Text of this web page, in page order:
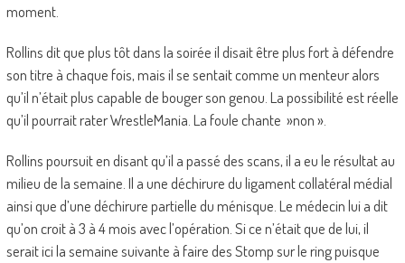
moment.
Rollins dit que plus tôt dans la soirée il disait être plus fort à défendre
son titre à chaque fois, mais il se sentait comme un menteur alors
qu’il n’était plus capable de bouger son genou. La possibilité est réelle
qu’il pourrait rater WrestleMania. La foule chante »non ».
Rollins poursuit en disant qu’il a passé des scans, il a eu le résultat au
milieu de la semaine. Il a une déchirure du ligament collatéral médial
ainsi que d’une déchirure partielle du ménisque. Le médecin lui a dit
qu’on croit à 3 à 4 mois avec l’opération. Si ce n’était que de lui, il
serait ici la semaine suivante à faire des Stomp sur le ring puisque